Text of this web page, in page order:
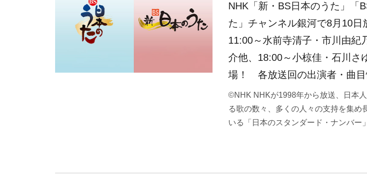
NHK「新・BS日本のうた」「
た」チャンネル銀河で8月10
11:00～水前寺清子・市川由紀
介他、18:00～小椋佳・石川さ
場！ 各放送回の出演者・曲目
©NHK NHKが1998年から放送、日本
る歌の数々、多くの人々の支持を集め
いる「日本のスタンダード・ナンバー